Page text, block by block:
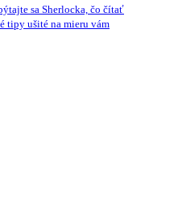
sa Sherlocka, čo čítať
tipy ušité na mieru vám